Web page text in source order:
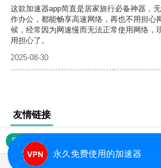
这款加速器app简直是居家旅行必备神器，
作办公，都能畅享高速网络，再也不用担心
候，经常因为网速慢而无法正常使用网络，
用担心了。
2025-08-30
友情链接
网站地图
永久免费使用的加速器